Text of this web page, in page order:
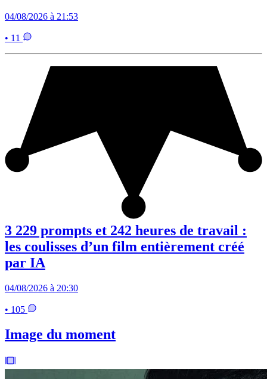
04/08/2026 à 21:53
• 11
3 229 prompts et 242 heures de travail :
les coulisses d’un film entièrement créé
par IA
04/08/2026 à 20:30
• 105
Image du moment